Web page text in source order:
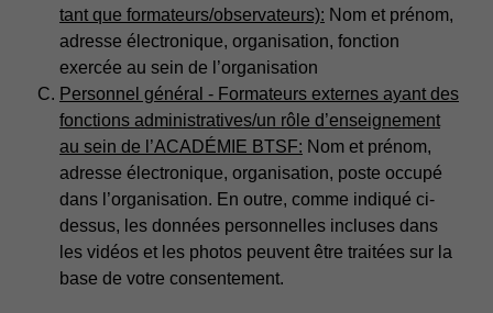
tant que formateurs/observateurs): Nom et prénom,
adresse électronique, organisation, fonction
exercée au sein de l’organisation
Personnel général - Formateurs externes ayant des
fonctions administratives/un rôle d’enseignement
au sein de l’ACADÉMIE BTSF: Nom et prénom,
adresse électronique, organisation, poste occupé
dans l’organisation. En outre, comme indiqué ci-
dessus, les données personnelles incluses dans
les vidéos et les photos peuvent être traitées sur la
base de votre consentement.